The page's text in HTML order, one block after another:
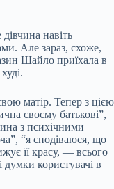
навіть
Але зараз, схоже,
Шайло приїхала в
матір. Тепер з цією
своєму батькові”,
з психічними
“я сподіваюся, що
її красу, — всього
користувачі в